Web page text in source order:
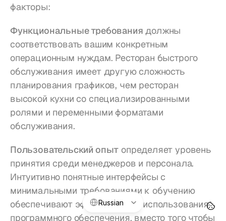
факторы:
Функциональные требования должны
соответствовать вашим конкретным
операционным нуждам. Ресторан быстрого
обслуживания имеет другую сложность
планирования графиков, чем ресторан
высокой кухни со специализированными
ролями и переменными форматами
обслуживания.
Пользовательский опыт определяет уровень
принятия среди менеджеров и персонала.
Интуитивно понятные интерфейсы с
минимальными требованиями к обучению
обеспечивают эффективность использования
программного обеспечения, вместо того чтобы
Select Language
Russian